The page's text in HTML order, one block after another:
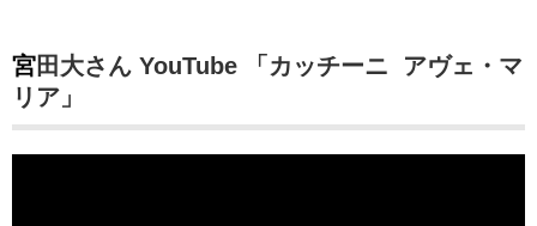
宮田大さん YouTube 「カッチーニ アヴェ・マ
リア」